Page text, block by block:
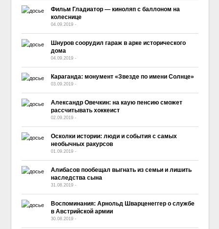
Фильм Гладиатор — киноляп с баллоном на
колеснице
04.09.2019 -
Шнуров соорудил гараж в арке исторического
дома
04.09.2019 -
Караганда: монумент «Звезде по имени Солнце»
03.09.2019 -
Александр Овечкин: на каую пенсию сможет
рассчитывать хоккеист
02.09.2019 -
Осколки истории: люди и события с самых
необычных ракурсов
01.09.2019 -
Алибасов пообещал выгнать из семьи и лишить
наследства сына
31.08.2019 -
Воспоминания: Арнольд Шварценеггер о службе
в Австрийской армии
30.08.2019 -